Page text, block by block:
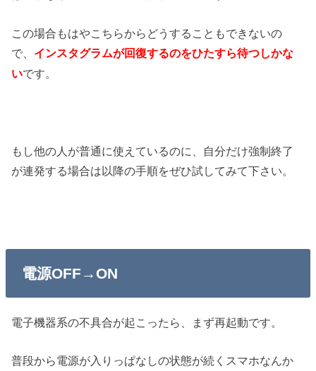
この場合もはやこちらからどうすることもできないの
で、 インスタグラムが回復するのをひたすら待つしかな
いです。
もし他の人が普通に使えているのに、自分だけ強制終了
が連発する場合は以降の手順をぜひ試してみて下さい。
電源OFF→ON
電子機器系の不具合が起こったら、まず再起動です。
普段から電源が入りっぱなしの状態が続くスマホなんか